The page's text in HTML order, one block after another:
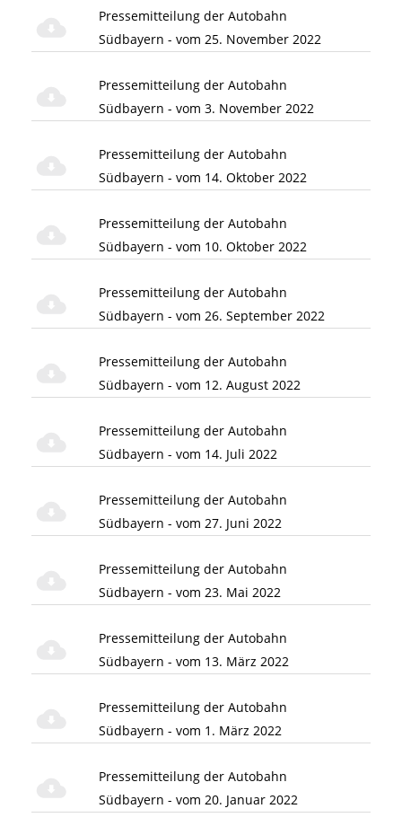
Pressemitteilung der Autobahn
Südbayern - vom 25. November 2022
Pressemitteilung der Autobahn
Südbayern - vom 3. November 2022
Pressemitteilung der Autobahn
Südbayern - vom 14. Oktober 2022
Pressemitteilung der Autobahn
Südbayern - vom 10. Oktober 2022
Pressemitteilung der Autobahn
Südbayern - vom 26. September 2022
Pressemitteilung der Autobahn
Südbayern - vom 12. August 2022
Pressemitteilung der Autobahn
Südbayern - vom 14. Juli 2022
Pressemitteilung der Autobahn
Südbayern - vom 27. Juni 2022
Pressemitteilung der Autobahn
Südbayern - vom 23. Mai 2022
Pressemitteilung der Autobahn
Südbayern - vom 13. März 2022
Pressemitteilung der Autobahn
Südbayern - vom 1. März 2022
Pressemitteilung der Autobahn
Südbayern - vom 20. Januar 2022